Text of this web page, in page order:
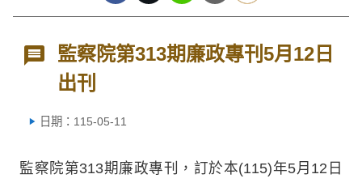
監察院第313期廉政專刊5月12日
出刊
日期：115-05-11
監察院第313期廉政專刊，訂於本(115)年5月12日